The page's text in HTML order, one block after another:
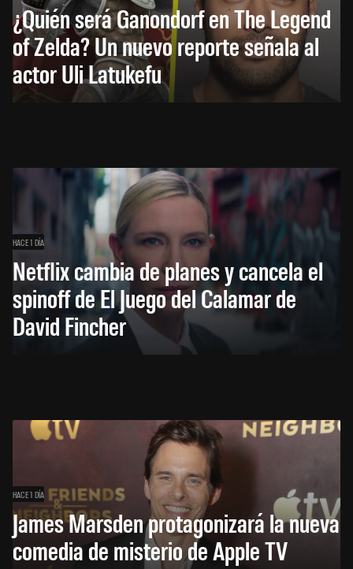
¿Quién será Ganondorf en The Legend
of Zelda? Un nuevo reporte señala al
actor Uli Latukefu
HACE 1 DÍA
Netflix cambia de planes y cancela el
spinoff de El Juego del Calamar de
David Fincher
HACE 1 DÍA
James Marsden protagonizará la nueva
comedia de misterio de Apple TV